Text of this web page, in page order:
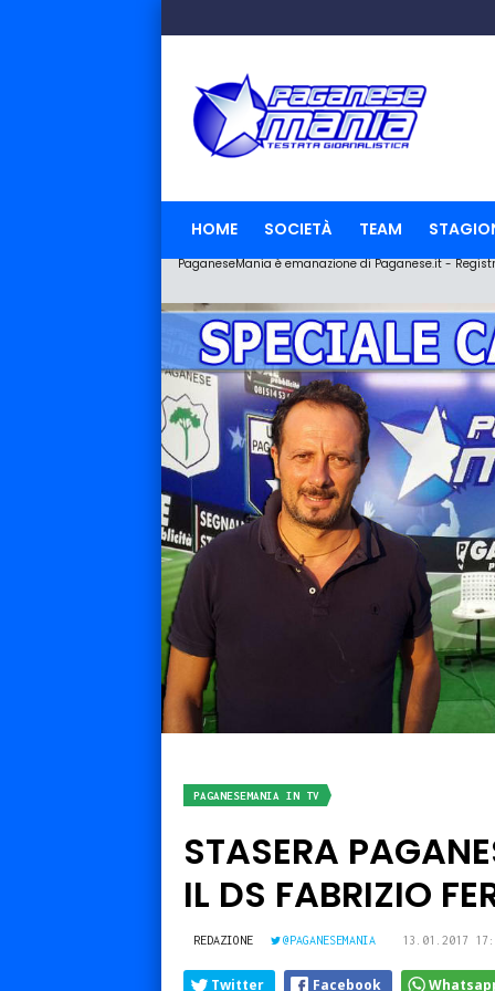
HOME SOCIETÀ TEAM
PaganeseMania è emanazione di Paganese.it -
PAGANESEMANIA IN TV
STASERA
IL DS FABRIZIO
REDAZIONE @PAGANESEMANIA 13.01.2017
Twitter Facebook